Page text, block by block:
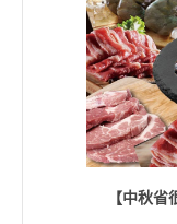
【中秋